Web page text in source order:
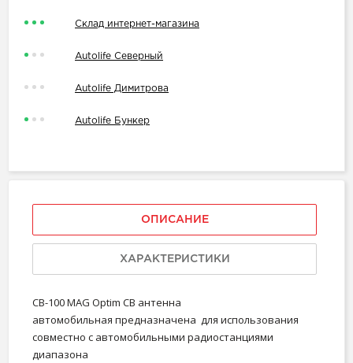
Склад интернет-магазина
Autolife Северный
Autolife Димитрова
Autolife Бункер
ОПИСАНИЕ
ХАРАКТЕРИСТИКИ
CB-100 MAG Optim CB антенна
автомобильная предназначена для использования
совместно с автомобильными радиостанциями
диапазона